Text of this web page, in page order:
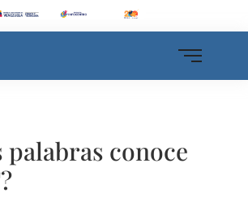
palabras conoce